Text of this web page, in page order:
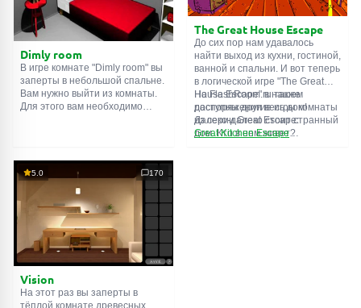
Dimly room
В игре комнате "Dimly room" вы
заперты в небольшой спальне.
Вам нужно выйти из комнаты.
Для этого вам необходимо
The Great House Escape
До сих пор нам удавалось
найти выход из кухни, гостиной,
ванной и спальни. И вот теперь
в логической игре "The Great
House Escape" в нашем
распоряжении весь дом!
Далеко-далеко стоит странный
дом. Кто в нем живет?
На FlashRoom.ru также
доступны другие игры комнаты
из серии Great Escape:
Great Kitchen Escape
5.0 170
Vision
На этот раз вы заперты в